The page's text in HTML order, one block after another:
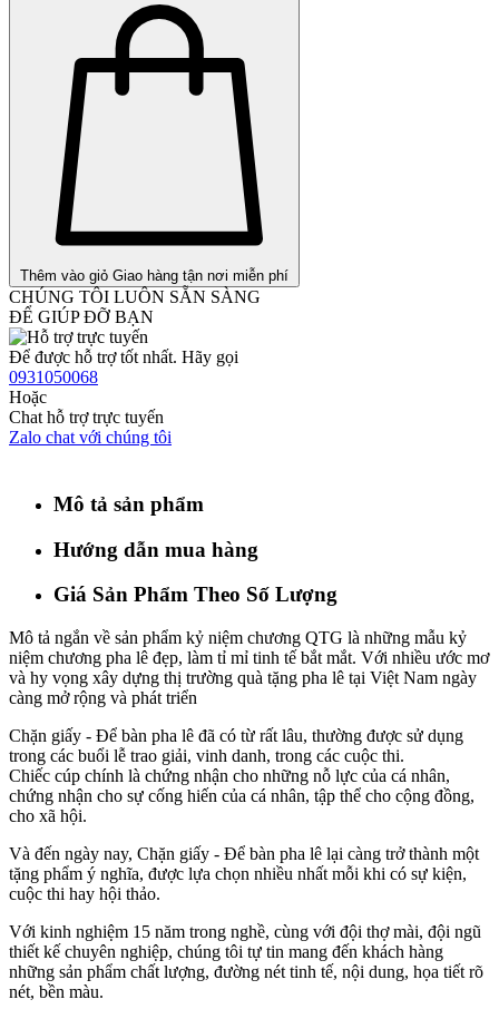
Thêm vào giỏ Giao hàng tận nơi miễn phí
CHÚNG TÔI LUÔN SẴN SÀNG
ĐỂ GIÚP ĐỠ BẠN
Để được hỗ trợ tốt nhất. Hãy gọi
0931050068
Hoặc
Chat hỗ trợ trực tuyến
Zalo chat với chúng tôi
Mô tả sản phẩm
Hướng dẫn mua hàng
Giá Sản Phẩm Theo Số Lượng
Mô tả ngắn về sản phẩm kỷ niệm chương QTG là những mẫu kỷ
niệm chương pha lê đẹp, làm tỉ mỉ tinh tế bắt mắt. Với nhiều ước mơ
và hy vọng xây dựng thị trường quà tặng pha lê tại Việt Nam ngày
càng mở rộng và phát triển
Chặn giấy - Để bàn pha lê đã có từ rất lâu, thường được sử dụng
trong các buổi lễ trao giải, vinh danh, trong các cuộc thi.
Chiếc cúp chính là chứng nhận cho những nỗ lực của cá nhân,
chứng nhận cho sự cống hiến của cá nhân, tập thể cho cộng đồng,
cho xã hội.
Và đến ngày nay, Chặn giấy - Để bàn pha lê lại càng trở thành một
tặng phẩm ý nghĩa, được lựa chọn nhiều nhất mỗi khi có sự kiện,
cuộc thi hay hội thảo.
Với kinh nghiệm 15 năm trong nghề, cùng với đội thợ mài, đội ngũ
thiết kế chuyên nghiệp, chúng tôi tự tin mang đến khách hàng
những sản phẩm chất lượng, đường nét tinh tế, nội dung, họa tiết rõ
nét, bền màu.